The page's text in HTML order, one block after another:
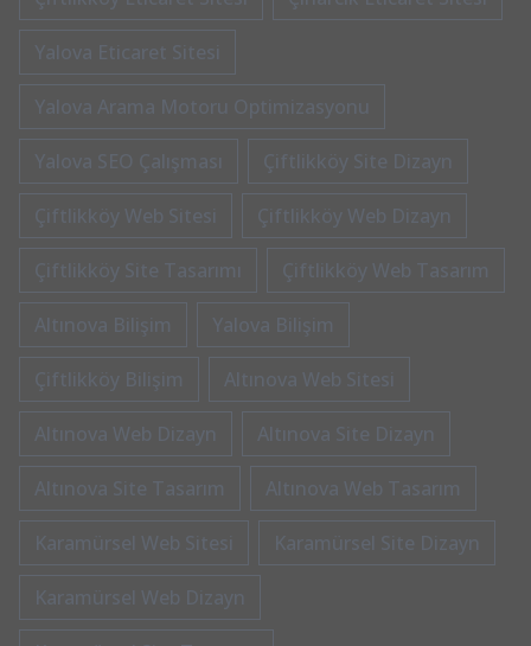
Yalova Eticaret Sitesi
Yalova Arama Motoru Optimizasyonu
Yalova SEO Çalışması Çiftlikköy Site Dizayn
Çiftlikköy Web Sitesi Çiftlikköy Web Dizayn
Çiftlikköy Site Tasarımı Çiftlikköy Web Tasarım
Altınova Bilişim Yalova Bilişim
Çiftlikköy Bilişim Altınova Web Sitesi
Altınova Web Dizayn Altınova Site Dizayn
Altınova Site Tasarım Altınova Web Tasarım
Karamürsel Web Sitesi Karamürsel Site Dizayn
Karamürsel Web Dizayn